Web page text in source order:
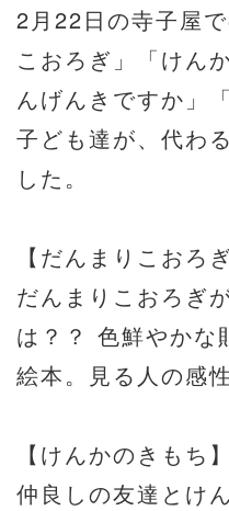
2月22日の寺子屋
こおろぎ」「けん
んげんきですか」
子ども達が、代わ
した。
【だんまりこおろぎ
だんまりこおろぎ
は？？ 色鮮やかな
絵本。見る人の感
【けんかのきもち】
仲良しの友達とけ